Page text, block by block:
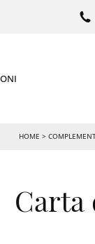
HOME >
Carta